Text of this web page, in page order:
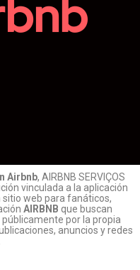
Airbnb, AIRBNB SERVIÇOS
vinculada a la aplicación
sitio web para fanáticos,
AIRBNB que buscan
públicamente por la propia
anuncios y redes